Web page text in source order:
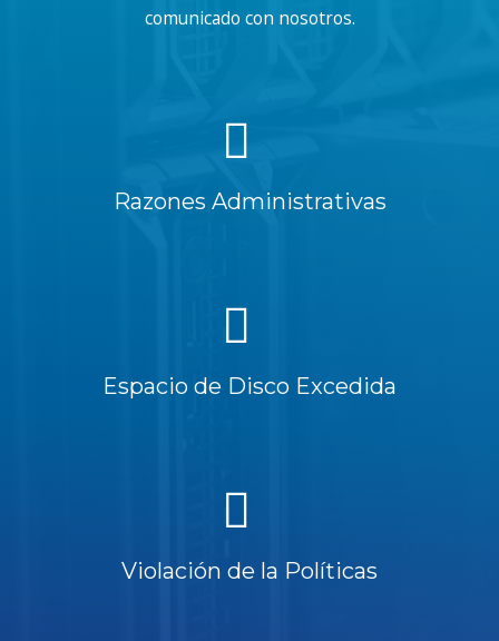
comunicado con nosotros.
Razones Administrativas
Espacio de Disco Excedida
Violación de la Políticas